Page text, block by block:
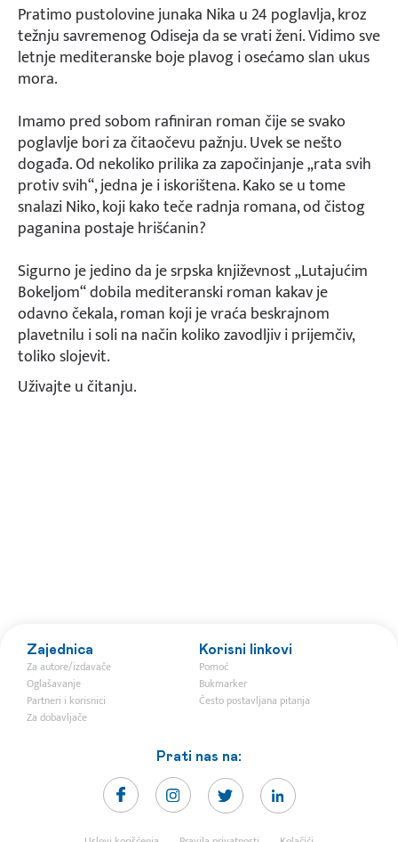
Pratimo pustolovine junaka Nika u 24 poglavlja, kroz
težnju savremenog Odiseja da se vrati ženi. Vidimo sve
letnje mediteranske boje plavog i osećamo slan ukus
mora.
Imamo pred sobom rafiniran roman čije se svako
poglavlje bori za čitaočevu pažnju. Uvek se nešto
događa. Od nekoliko prilika za započinjanje „rata svih
protiv svih“, jedna je i iskorištena. Kako se u tome
snalazi Niko, koji kako teče radnja romana, od čistog
paganina postaje hrišćanin?
Sigurno je jedino da je srpska književnost „Lutajućim
Bokeljom“ dobila mediteranski roman kakav je
odavno čekala, roman koji je vraća beskrajnom
plavetnilu i soli na način koliko zavodljiv i prijemčiv,
toliko slojevit.
Uživajte u čitanju.
Zajednica
Za autore/izdavače
Oglašavanje
Partneri i korisnici
Za dobavljače
Korisni linkovi
Pomoć
Bukmarker
Često postavljana pitanja
Prati nas na: